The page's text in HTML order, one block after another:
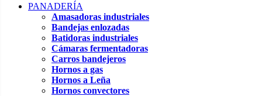
PANADERÍA
Amasadoras industriales
Bandejas enlozadas
Batidoras industriales
Cámaras fermentadoras
Carros bandejeros
Hornos a gas
Hornos a Leña
Hornos convectores